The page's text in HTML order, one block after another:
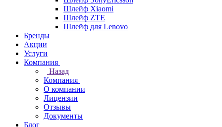
Шлейф Xiaomi
Шлейф ZTE
Шлейф для Lenovo
Бренды
Акции
Услуги
Компания
Назад
Компания
О компании
Лицензии
Отзывы
Документы
Блог